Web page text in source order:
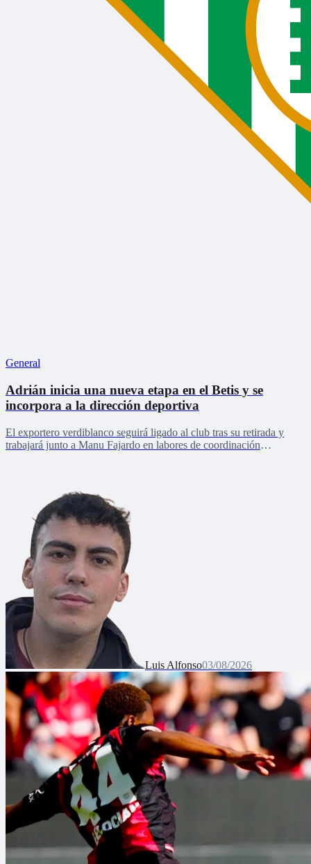
General
Adrián inicia una nueva etapa en el Betis y se
incorpora a la dirección deportiva
El exportero verdiblanco seguirá ligado al club tras su retirada y
trabajará junto a Manu Fajardo en labores de coordinación
Luis Alfonso03/08/2026